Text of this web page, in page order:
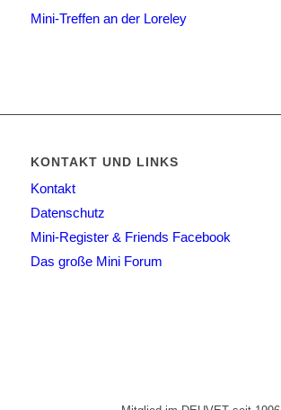
Mini-Treffen an der Loreley
KONTAKT UND LINKS
Kontakt
Datenschutz
Mini-Register & Friends Facebook
Das große Mini Forum